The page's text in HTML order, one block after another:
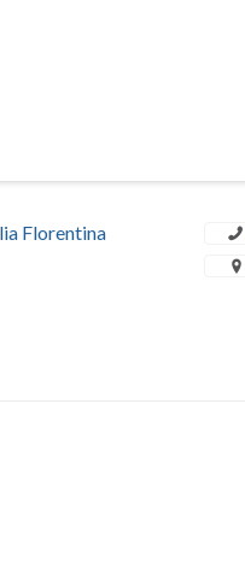
Florentina